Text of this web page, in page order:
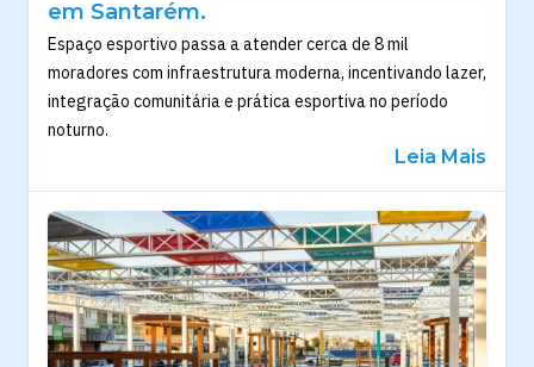
em Santarém.
Espaço esportivo passa a atender cerca de 8 mil
moradores com infraestrutura moderna, incentivando lazer,
integração comunitária e prática esportiva no período
noturno.
Leia Mais